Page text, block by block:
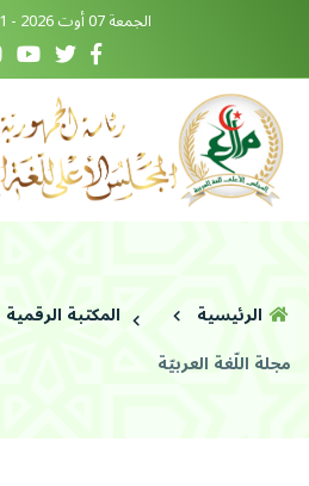
الجمعة 07 أوت 2026 - 10:11 مساءً
الرئيسية المكتبة الرقمية
مجلة اللّغة العربيّة